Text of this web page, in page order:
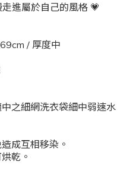
進屬於自己的風格 💗
/ 厚度中
之細網洗衣袋細中弱速水
成互相移染。
乾。